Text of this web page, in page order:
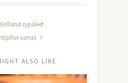
Grillatut rypäleet
varras
ALSO LIKE